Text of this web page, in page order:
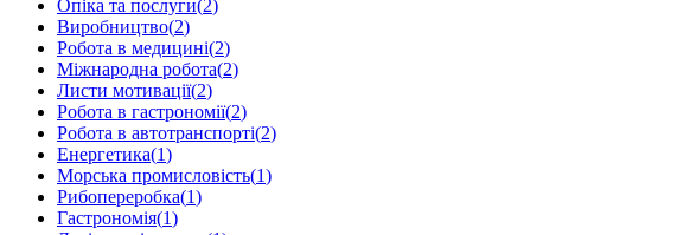
Опіка та послуги(2)
Виробництво(2)
Робота в медицині(2)
Міжнародна робота(2)
Листи мотивації(2)
Робота в гастрономії(2)
Робота в автотранспорті(2)
Енергетика(1)
Морська промисловість(1)
Рибопереробка(1)
Гастрономія(1)